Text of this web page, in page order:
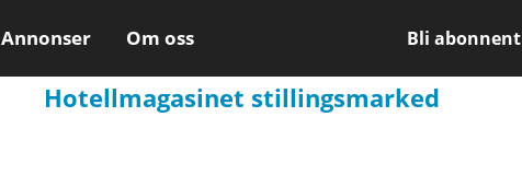
Annonser Om oss Bli abonnent
Hotellmagasinet stillingsmarked